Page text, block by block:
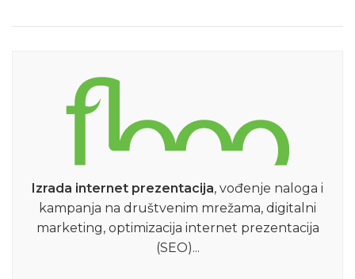
Izrada internet prezentacija, vođenje naloga i
kampanja na društvenim mrežama, digitalni
marketing, optimizacija internet prezentacija
(SEO)...